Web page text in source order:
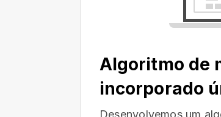
Algoritmo de
incorporado
Desenvolvemos um